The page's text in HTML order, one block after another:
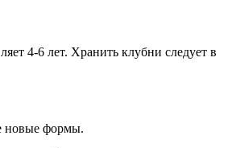
4-6 лет. Хранить клубни следует в
новые формы.